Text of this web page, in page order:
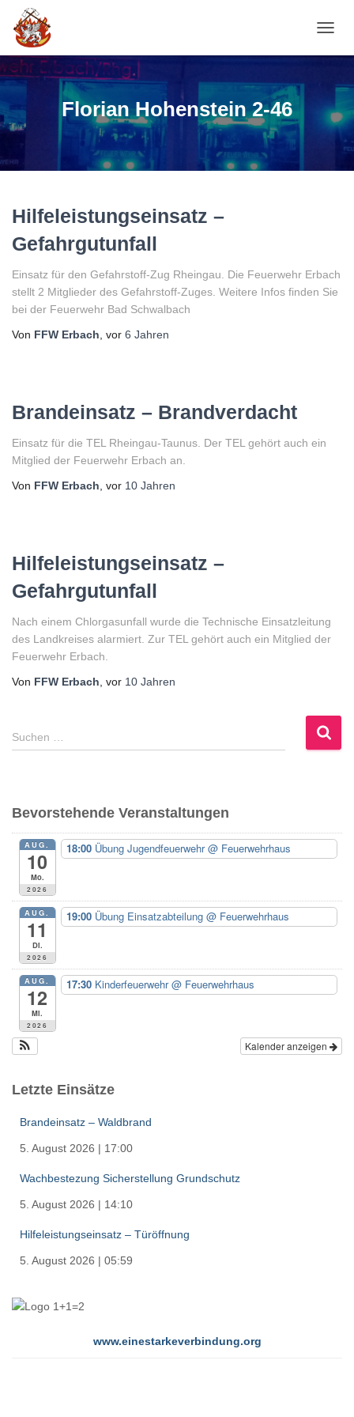
Florian Hohenstein 2-46
Hilfeleistungseinsatz –
Gefahrgutunfall
Einsatz für den Gefahrstoff-Zug Rheingau. Die Feuerwehr Erbach
stellt 2 Mitglieder des Gefahrstoff-Zuges. Weitere Infos finden Sie
bei der Feuerwehr Bad Schwalbach
Von FFW Erbach , vor 6 Jahren
Brandeinsatz – Brandverdacht
Einsatz für die TEL Rheingau-Taunus. Der TEL gehört auch ein
Mitglied der Feuerwehr Erbach an.
Von FFW Erbach , vor 10 Jahren
Hilfeleistungseinsatz –
Gefahrgutunfall
Nach einem Chlorgasunfall wurde die Technische Einsatzleitung
des Landkreises alarmiert. Zur TEL gehört auch ein Mitglied der
Feuerwehr Erbach.
Von FFW Erbach , vor 10 Jahren
S
u
n
n
:
Suchen …
Bevorstehende Veranstaltungen
AUG.
10
Mo.
2026
18:00 Übung Jugendfeuerwehr@ Feuerwehrhaus
AUG.
11
Di.
2026
19:00 Übung Einsatzabteilung @ Feuerwehrhaus
AUG.
12
Mi.
2026
17:30 Kinderfeuerwehr@ Feuerwehrhaus
Kalender anzeigen
Letzte Einsätze
Brandeinsatz – Waldbrand
5. August 2026 | 17:00
Wachbestezung Sicherstellung Grundschutz
5. August 2026 | 14:10
Hilfeleistungseinsatz – Türöffnung
5. August 2026 | 05:59
www.einestarkeverbindung.org